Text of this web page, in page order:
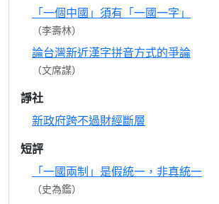
「一個中國」須有「一國一字」
（李壽林）
論台灣新近漢字拼音方式的爭論
（文席謀）
諍社
新政府跨不過財經斷層
短評
「一國兩制」是假統一，非真統一
（史為鑑）